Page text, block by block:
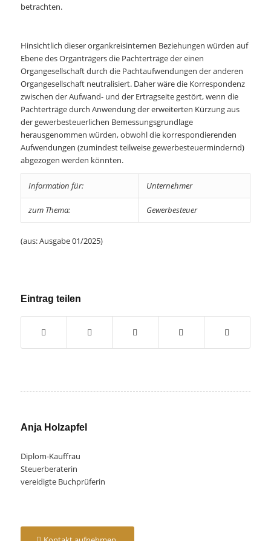
betrachten.
Hinsichtlich dieser organkreisinternen Beziehungen würden auf
Ebene des Organträgers die Pachterträge der einen
Organgesellschaft durch die Pachtaufwendungen der anderen
Organgesellschaft neutralisiert. Daher wäre die Korrespondenz
zwischen der Aufwand- und der Ertragseite gestört, wenn die
Pachterträge durch Anwendung der erweiterten Kürzung aus
der gewerbesteuerlichen Bemessungsgrundlage
herausgenommen würden, obwohl die korrespondierenden
Aufwendungen (zumindest teilweise gewerbesteuermindernd)
abgezogen werden könnten.
Information für: Unternehmer
zum Thema: Gewerbesteuer
(aus: Ausgabe 01/2025)
Eintrag teilen
Anja Holzapfel
Diplom-Kauffrau
Steuerberaterin
vereidigte Buchprüferin